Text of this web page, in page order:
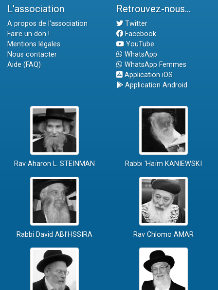
L'association
A propos de l'association
Faire un don !
Mentions légales
Nous contacter
Aide (FAQ)
Retrouvez-nous...
Twitter
Facebook
YouTube
WhatsApp
WhatsApp Femmes
Application iOS
Application Android
Rav Aharon L. STEINMAN Rabbi 'Haïm KANIEWSKI
Rabbi David ABI'HSSIRA Rav Chlomo AMAR